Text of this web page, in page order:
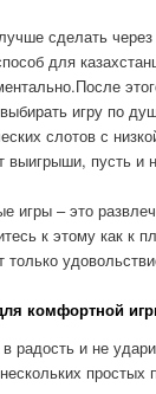
сделать
для
игру по
слотов с
пусть и
игры – это
к этому как к
только
комфортной
радость и не